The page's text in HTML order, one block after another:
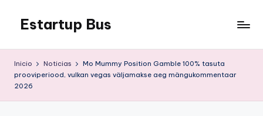
Saltar
contenido
Estartup Bus
Inicio Noticias
Mo Mummy Position Gamble 100% tasuta
prooviperiood, vulkan vegas väljamakse aeg mängukommentaar
2026